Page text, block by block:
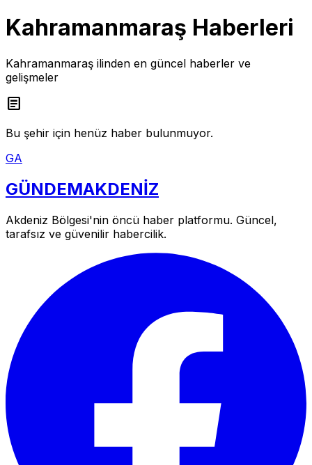
Kahramanmaraş Haberleri
Kahramanmaraş ilinden en güncel haberler ve
gelişmeler
article
Bu şehir için henüz haber bulunmuyor.
GA
GÜNDEMAKDENİZ
Akdeniz Bölgesi'nin öncü haber platformu. Güncel,
tarafsız ve güvenilir habercilik.